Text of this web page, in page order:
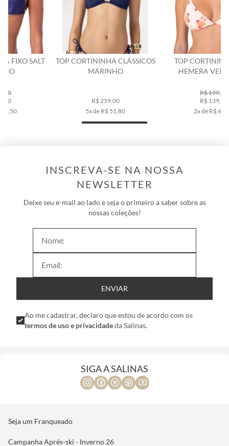
TOP CORTININHA CLÁSSICOS
TOP CORTININHA FIXO
HEMERA VERMELHO
INSCREVA-SE NA NOSSA
NEWSLETTER
Deixe seu e-mail ao lado e seja o primeiro a saber sobre as
nossas coleções!
ENVIAR
Ao me cadastrar, declaro que estou de acordo com os
termos de uso e privacidadeda Salinas.
SIGA A SALINAS
Seja um Franqueado
Campanha Aprés-ski - Inverno 26